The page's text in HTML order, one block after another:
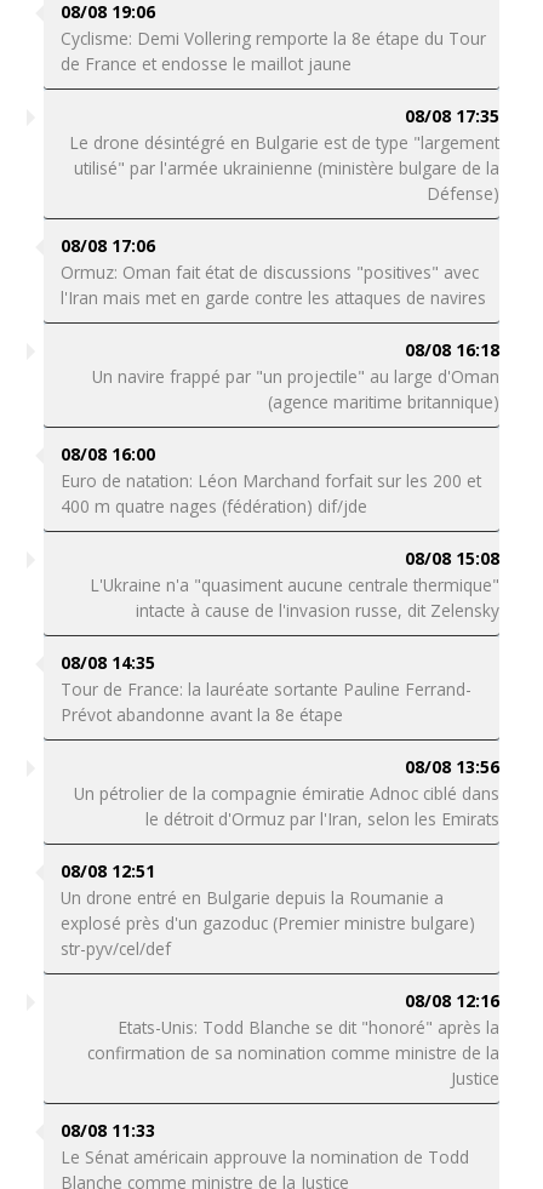
08/08 19:06
Cyclisme: Demi Vollering remporte la 8e étape du Tour
de France et endosse le maillot jaune
08/08 17:35
Le drone désintégré en Bulgarie est de type "largement
utilisé" par l'armée ukrainienne (ministère bulgare de la
Défense)
08/08 17:06
Ormuz: Oman fait état de discussions "positives" avec
l'Iran mais met en garde contre les attaques de navires
08/08 16:18
Un navire frappé par "un projectile" au large d'Oman
(agence maritime britannique)
08/08 16:00
Euro de natation: Léon Marchand forfait sur les 200 et
400 m quatre nages (fédération) dif/jde
08/08 15:08
L'Ukraine n'a "quasiment aucune centrale thermique"
intacte à cause de l'invasion russe, dit Zelensky
08/08 14:35
Tour de France: la lauréate sortante Pauline Ferrand-
Prévot abandonne avant la 8e étape
08/08 13:56
Un pétrolier de la compagnie émiratie Adnoc ciblé dans
le détroit d'Ormuz par l'Iran, selon les Emirats
08/08 12:51
Un drone entré en Bulgarie depuis la Roumanie a
explosé près d'un gazoduc (Premier ministre bulgare)
str-pyv/cel/def
08/08 12:16
Etats-Unis: Todd Blanche se dit "honoré" après la
confirmation de sa nomination comme ministre de la
Justice
08/08 11:33
Le Sénat américain approuve la nomination de Todd
Blanche comme ministre de la Justice